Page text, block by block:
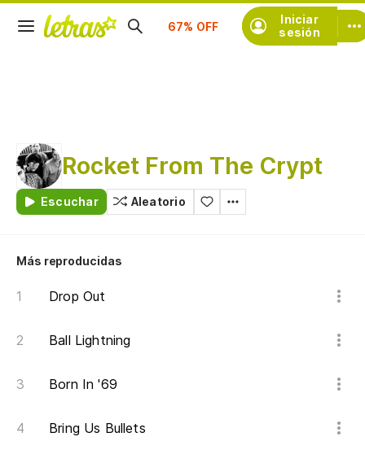
Iniciar
sesión
Rocket From The Crypt
Escuchar Aleatorio
Más reproducidas
Drop Out
Ball Lightning
Born In '69
Bring Us Bullets